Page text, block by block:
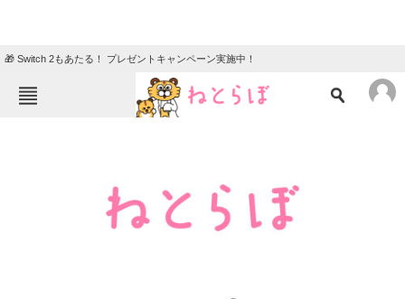
🎁 Switch 2もあたる！ プレゼントキャンペーン実施中！
クイズ
地域